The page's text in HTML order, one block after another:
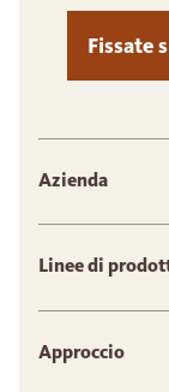
Fissate
Azienda
Linee di
Approccio